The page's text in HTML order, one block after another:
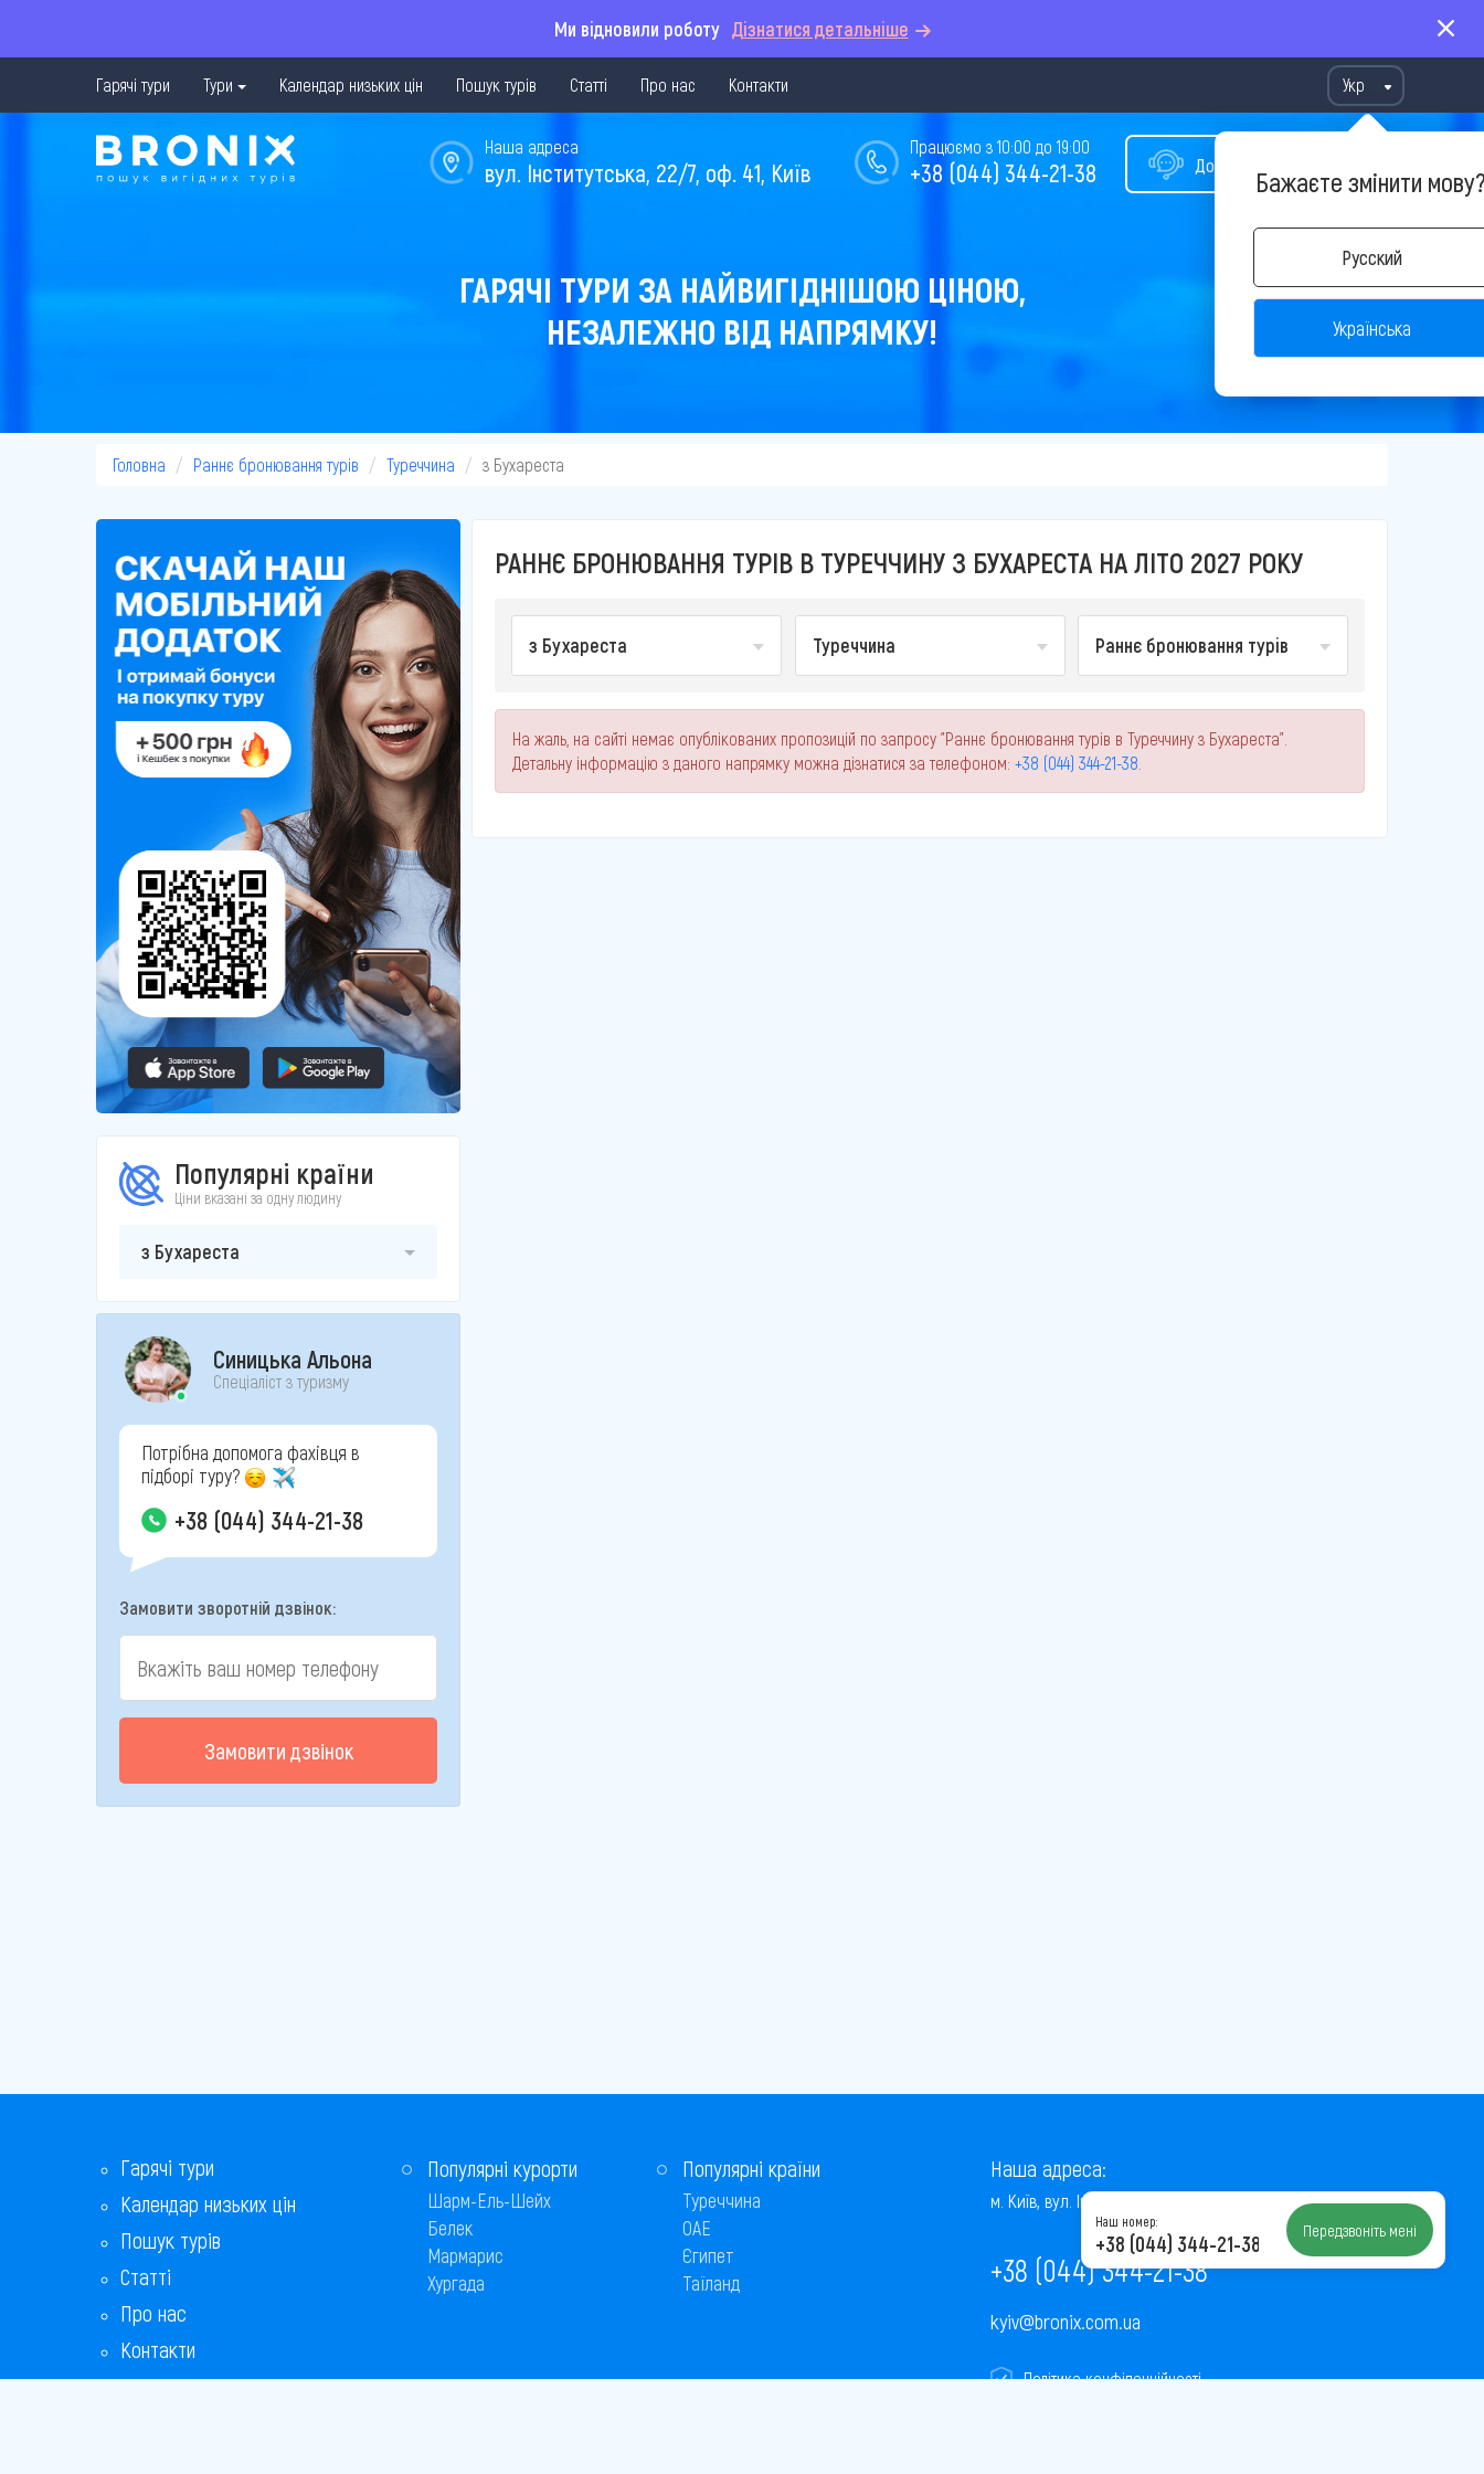
Ми відновили роботу Дізнатися детальніше
Гарячі тури Тури Календар низьких цін Пошук турів Статті Про нас Контакти Укр
Бажаєте змінити
Русский
Українська
Допомога у виборі туру
Працюємо з 10:00 до 19:00
+38 (044) 344-21-38
Наша адреса
вул. Інститутська, 22/7, оф. 41, Київ
ГАРЯЧІ ТУРИ ЗА НАЙВИГІДНІШОЮ ЦІНОЮ,
НЕЗАЛЕЖНО ВІД НАПРЯМКУ!
Головна Раннє бронювання турів Туреччина з Бухареста
Популярні країни
Ціни вказані за одну людину
з Бухареста
Синицька Альона
Спеціаліст з туризму
Потрібна допомога фахівця в
підборі туру?
+38 (044) 344-21-38
Замовити зворотній дзвінок:
Замовити дзвінок
РАННЄ БРОНЮВАННЯ ТУРІВ В ТУРЕЧЧИНУ З БУХАРЕСТА НА ЛІТО 2027 РОКУ
з Бухареста Туреччина Раннє бронювання турів
На жаль, на сайті немає опублікованих пропозицій по запросу "Раннє бронювання турів в Туреччину з Бухареста".
Детальну інформацію з даного напрямку можна дізнатися за телефоном: +38 (044) 344-21-38
Гарячі тури
Календар низьких цін
Пошук турів
Статті
Про нас
Контакти
Бонусна програма
Популярні курорти
Шарм-Ель-Шейх
Белек
Мармарис
Хургада
Популярні країни
Туреччина
ОАЕ
Єгипет
Таїланд
Наша адреса:
м. Київ, вул. Інститутська, 22/7, оф. 41
+38 (044) 344-21-38
kyiv@bronix.com.ua
Політика конфіденційності
Наш номер:
+38 (044) 344-21-38 Передзвоніть мені